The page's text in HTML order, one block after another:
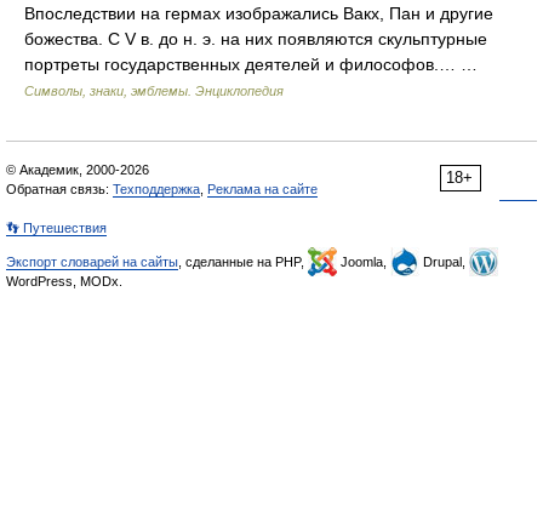
Впоследствии на гермах изображались Вакх, Пан и другие
божества. С V в. до н. э. на них появляются скульптурные
портреты государственных деятелей и философов.… …
Символы, знаки, эмблемы. Энциклопедия
18+
© Академик, 2000-2026
Обратная связь: Техподдержка Реклама на сайте
👣 Путешествия
Экспорт словарей на сайты , сделанные на PHP, Joomla,
Drupal,
WordPress, MODx.